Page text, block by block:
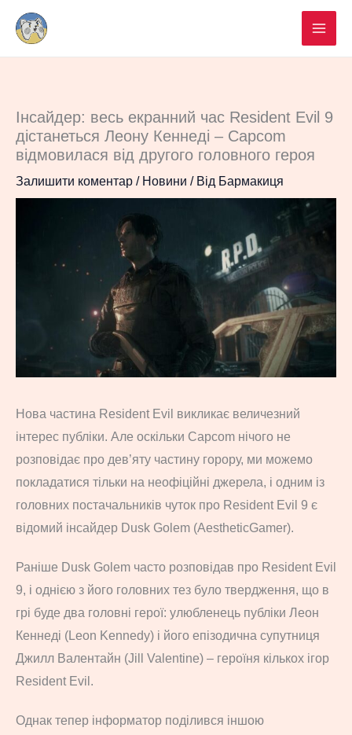
Перейти
вмісту
Інсайдер: весь екранний час Resident Evil 9
дістанеться Леону Кеннеді – Capcom
відмовилася від другого головного героя
Залишити коментар / Новини / Від Бармакиця
Нова частина Resident Evil викликає величезний
інтерес публіки. Але оскільки Capcom нічого не
розповідає про дев’яту частину горору, ми можемо
покладатися тільки на неофіційні джерела, і одним із
головних постачальників чуток про Resident Evil 9 є
відомий інсайдер Dusk Golem (AestheticGamer).
Раніше Dusk Golem часто розповідав про Resident Evil
9, і однією з його головних тез було твердження, що в
грі буде два головні герої: улюбленець публіки Леон
Кеннеді (Leon Kennedy) і його епізодична супутниця
Джилл Валентайн (Jill Valentine) – героїня кількох ігор
Resident Evil.
Однак тепер інформатор поділився іншою